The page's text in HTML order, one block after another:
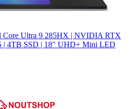
Core Ultra 9 285HX | NVIDIA RTX
| 4TB SSD | 18" UHD+ Mini LED